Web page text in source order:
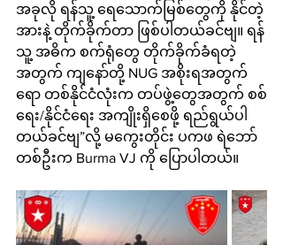
အခုလို ရန်သူ့ ရေသောက်မြစ်တွေကို နိုင်တဲ့
အားနဲ့ တိုက်ခိုက်တာ ဖြစ်ပါတယ်ခင်ဗျ။ ရန်
သူ့ အဓိက စက်ရုံတွေ တိုက်ခိုက်ခံရတဲ့
အတွက် ကျနော်တို့ NUG အစိုးရအတွက်
ရော တစ်နိုင်ငံလုံးက တပ်ဖွဲ့တွေအတွက် စစ်
ရေး/နိုင်ငံရေး အကျိုးရှိစေဖို့ ရည်ရွယ်ပါ
တယ်ခင်ဗျ”လို့ မကွေးတိုင်း ပကဖ ရဲဘော်
တစ်ဦးက Burma VJ ကို ပြောပါတယ်။